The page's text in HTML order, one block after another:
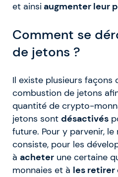
et ainsi augmenter leur
Comment se
de jetons ?
Il existe plusieurs façons
combustion de jetons
quantité de crypto-
jetons sont désactivés
future. Pour y parvenir,
consiste, pour les
à acheter une certaine
monnaies et à les retirer